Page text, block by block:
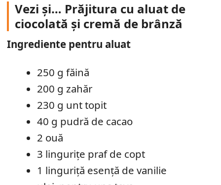
Vezi și… Prăjitura cu aluat de
ciocolată și cremă de brânză
Ingrediente pentru aluat
250 g făină
200 g zahăr
230 g unt topit
40 g pudră de cacao
2 ouă
3 lingurițe praf de copt
1 linguriță esență de vanilie